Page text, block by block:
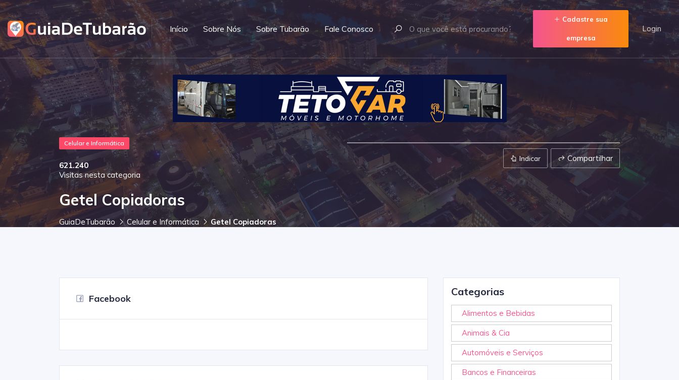
Início Sobre Nós Sobre Tubarão Fale Conosco
Cadastre sua
empresa
Login
Celular e Informática
621.240
Visitas nesta categoria
Getel Copiadoras
GuiaDeTubarão Celular e Informática Getel Copiadoras
Indicar Compartilhar
Facebook
Categorias
Alimentos e Bebidas
Animais & Cia
Automóveis e Serviços
Bancos e Financeiras